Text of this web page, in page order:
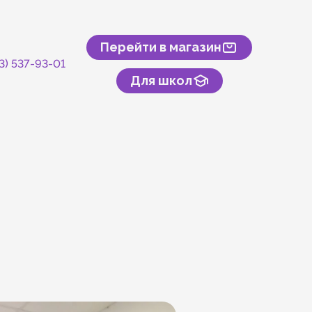
537-93-01
Перейти в магазин
Для школ